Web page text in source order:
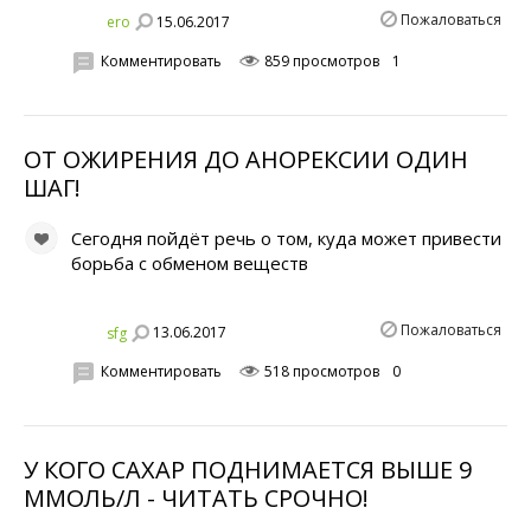
ero 15.06.2017 Пожаловаться
Комментировать 859 просмотров 1
ОТ ОЖИРЕНИЯ ДО АНОРЕКСИИ ОДИН
ШАГ!
Сегодня пойдёт речь о том, куда может привести
борьба с обменом веществ
sfg 13.06.2017 Пожаловаться
Комментировать 518 просмотров 0
У КОГО САХАР ПОДНИМАЕТСЯ ВЫШЕ 9
ММОЛЬ/Л - ЧИТАТЬ СРОЧНО!